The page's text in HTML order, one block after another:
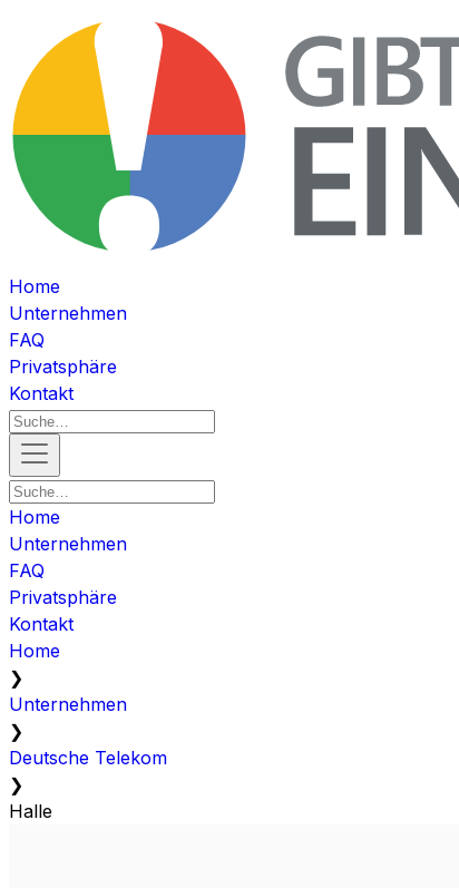
Home
Unternehmen
FAQ
Privatsphäre
Kontakt
Home
Unternehmen
FAQ
Privatsphäre
Kontakt
Home
❯
Unternehmen
❯
Deutsche Telekom
❯
Halle